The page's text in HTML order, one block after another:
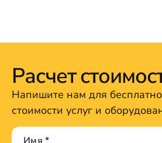
Расчет
Напишите нам для
стоимости услуг и